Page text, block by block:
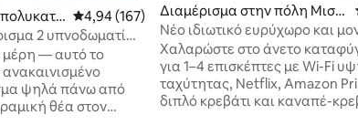
Μέση βαθμολογία: 4,94 στα 5, 167 κριτικές
4,94 (167)
2 υπνοδωματίων
και μπαλκόνι
μέρη — αυτό το
ψηλά πάνω από
θέα στον
Διαμέρισμα στην πόλη Μισισ
άουγκα
Νέο ιδιωτικό ευρύχωρο και
διαμέρισμα κοντά στο Square
Χαλαρώστε στο άνετο
για 1–4 επισκέπτες με Wi-Fi
ταχύτητας, Netflix, Amazon
διπλό κρεβάτι και καναπέ-